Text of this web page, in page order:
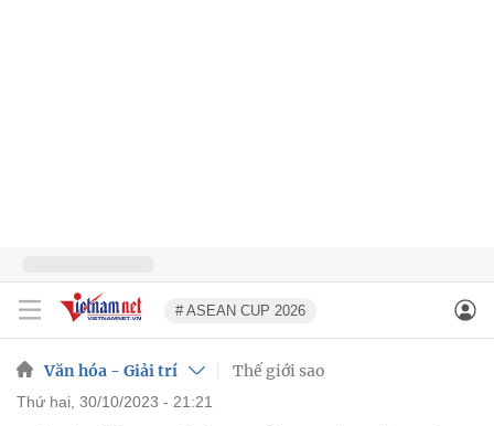
# ASEAN CUP 2026
Văn hóa - Giải trí Thế giới sao
thứ hai, 30/10/2023 - 21:21